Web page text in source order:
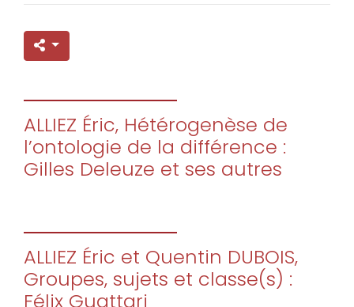
ALLIEZ Éric, Hétérogenèse de
l’ontologie de la différence :
Gilles Deleuze et ses autres
ALLIEZ Éric et Quentin DUBOIS,
Groupes, sujets et classe(s) :
Félix Guattari